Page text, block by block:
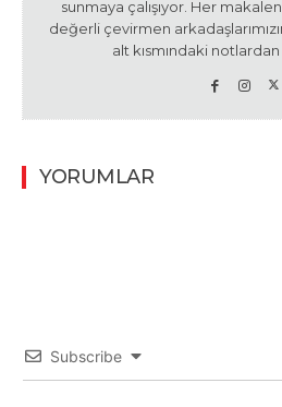
sunmaya çalışıyor. Her
değerli çevirmen
alt kısmındaki
YORUMLAR
Subscribe